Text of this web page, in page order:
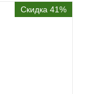
Скидка 41%